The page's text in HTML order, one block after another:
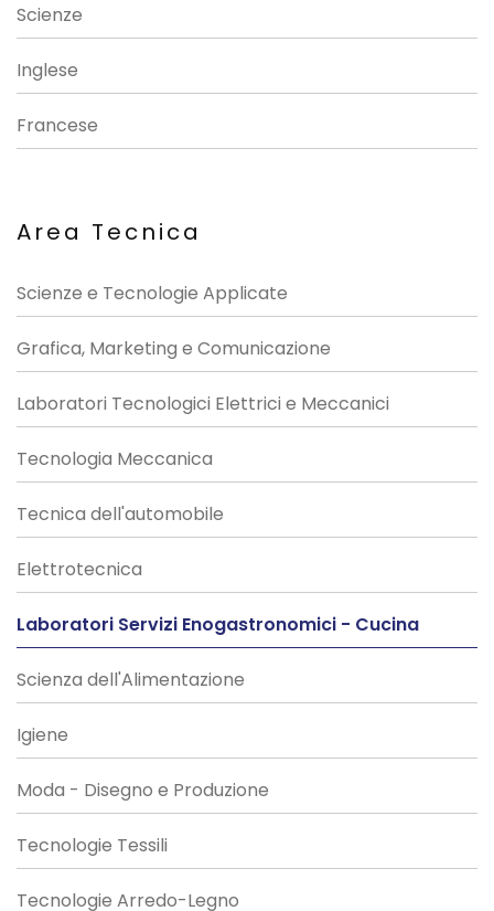
Scienze
Inglese
Francese
Area Tecnica
Scienze e Tecnologie Applicate
Grafica, Marketing e Comunicazione
Laboratori Tecnologici Elettrici e Meccanici
Tecnologia Meccanica
Tecnica dell'automobile
Elettrotecnica
Laboratori Servizi Enogastronomici - Cucina
Scienza dell'Alimentazione
Igiene
Moda - Disegno e Produzione
Tecnologie Tessili
Tecnologie Arredo-Legno